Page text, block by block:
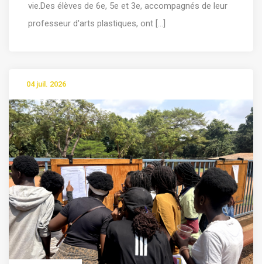
vie.Des élèves de 6e, 5e et 3e, accompagnés de leur
professeur d'arts plastiques, ont [...]
04 juil. 2026